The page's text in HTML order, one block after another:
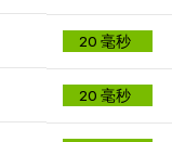
20 毫秒
20 毫秒